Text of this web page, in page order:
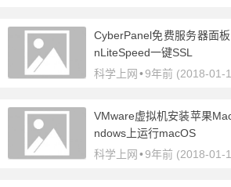
CyberPanel免费服务器面
nLiteSpeed一键SSL
科学上网 •9年前 (2018-01-
VMware虚拟机安装苹果
ndows上运行macOS
科学上网 •9年前 (2018-01-